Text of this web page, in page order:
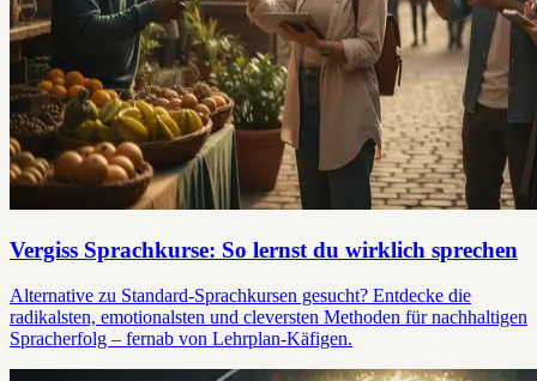
Vergiss Sprachkurse: So lernst du wirklich sprechen
Alternative zu Standard-Sprachkursen gesucht? Entdecke die
radikalsten, emotionalsten und cleversten Methoden für nachhaltigen
Spracherfolg – fernab von Lehrplan-Käfigen.